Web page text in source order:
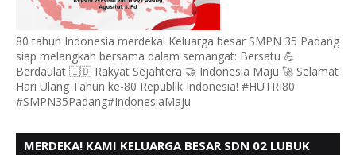
80 tahun Indonesia merdeka! Keluarga besar SMPN 35 Padang
siap melangkah bersama dalam semangat: Bersatu 💪
Berdaulat 🇮🇩 Rakyat Sejahtera 🤝 Indonesia Maju 🚀 Selamat
Hari Ulang Tahun ke-80 Republik Indonesia! #HUTRI80
#SMPN35Padang#IndonesiaMaju
MERDEKA! KAMI KELUARGA BESAR SDN 02 LUBUK